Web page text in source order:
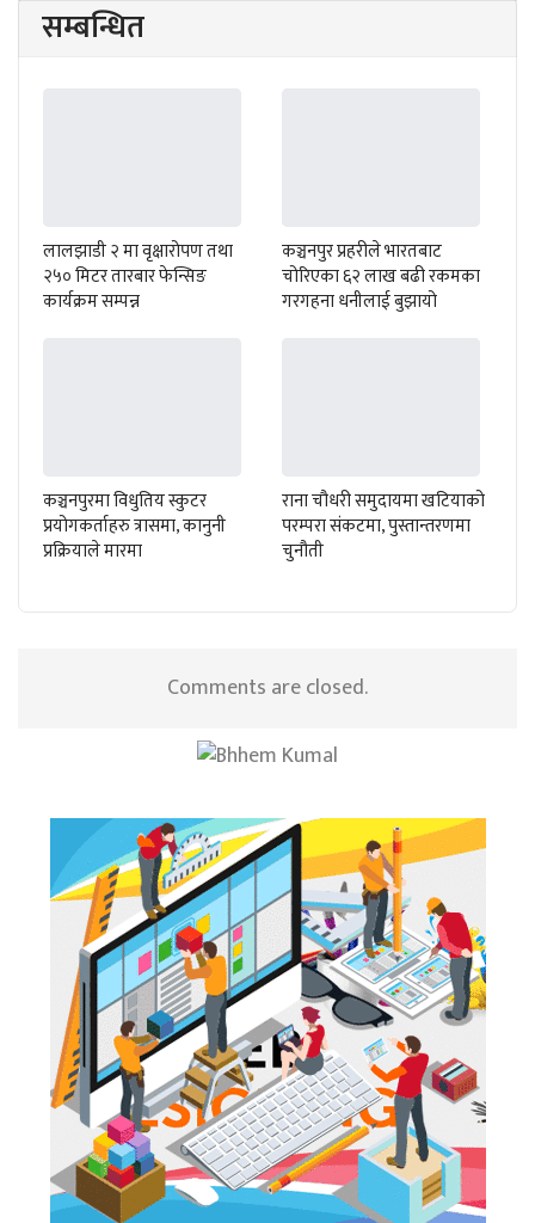
सम्बन्धित
लालझाडी २ मा वृक्षारोपण तथा
२५० मिटर तारबार फेन्सिङ
कार्यक्रम सम्पन्न
कञ्चनपुर प्रहरीले भारतबाट
चोरिएका ६२ लाख बढी रकमका
गरगहना धनीलाई बुझायो
कञ्चनपुरमा विधुतिय स्कुटर
प्रयोगकर्ताहरु त्रासमा, कानुनी
प्रक्रियाले मारमा
राना चौधरी समुदायमा खटियाको
परम्परा संकटमा, पुस्तान्तरणमा
चुनौती
Comments are closed.